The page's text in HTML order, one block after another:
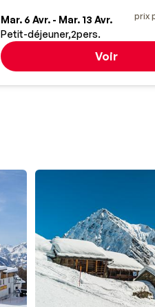
Mar. 6 Avr. - Mar. 13 Avr.
Petit-déjeuner 2pers.
prix
Voir